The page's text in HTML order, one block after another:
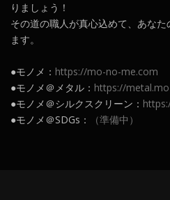
りましょう！
その道の職人が真心込めて、あな
ます。
●モノメ： https://mo-no-me.com
●モノメ＠メタル： https://
●モノメ＠シルクスクリーン：
●モノメ＠SDGs：
（準備中）